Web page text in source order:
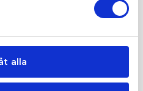
alla
beställer, vi finns här hela